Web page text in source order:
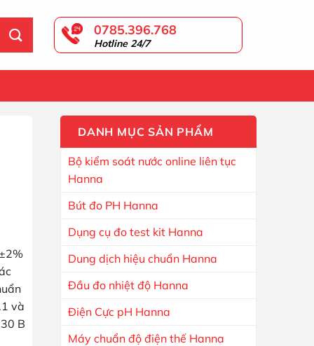
0785.396.768
Hotline 24/7
DANH MỤC SẢN PHẨM
Bộ kiểm soát nước online liên tục
Hanna
Bút đo PH Hanna
Dụng cụ đo test kit Hanna
Dung dịch hiệu chuẩn Hanna
Đầu đo nhiệt độ Hanna
Điện Cực pH Hanna
Máy chuẩn độ điện thế Hanna
và
B